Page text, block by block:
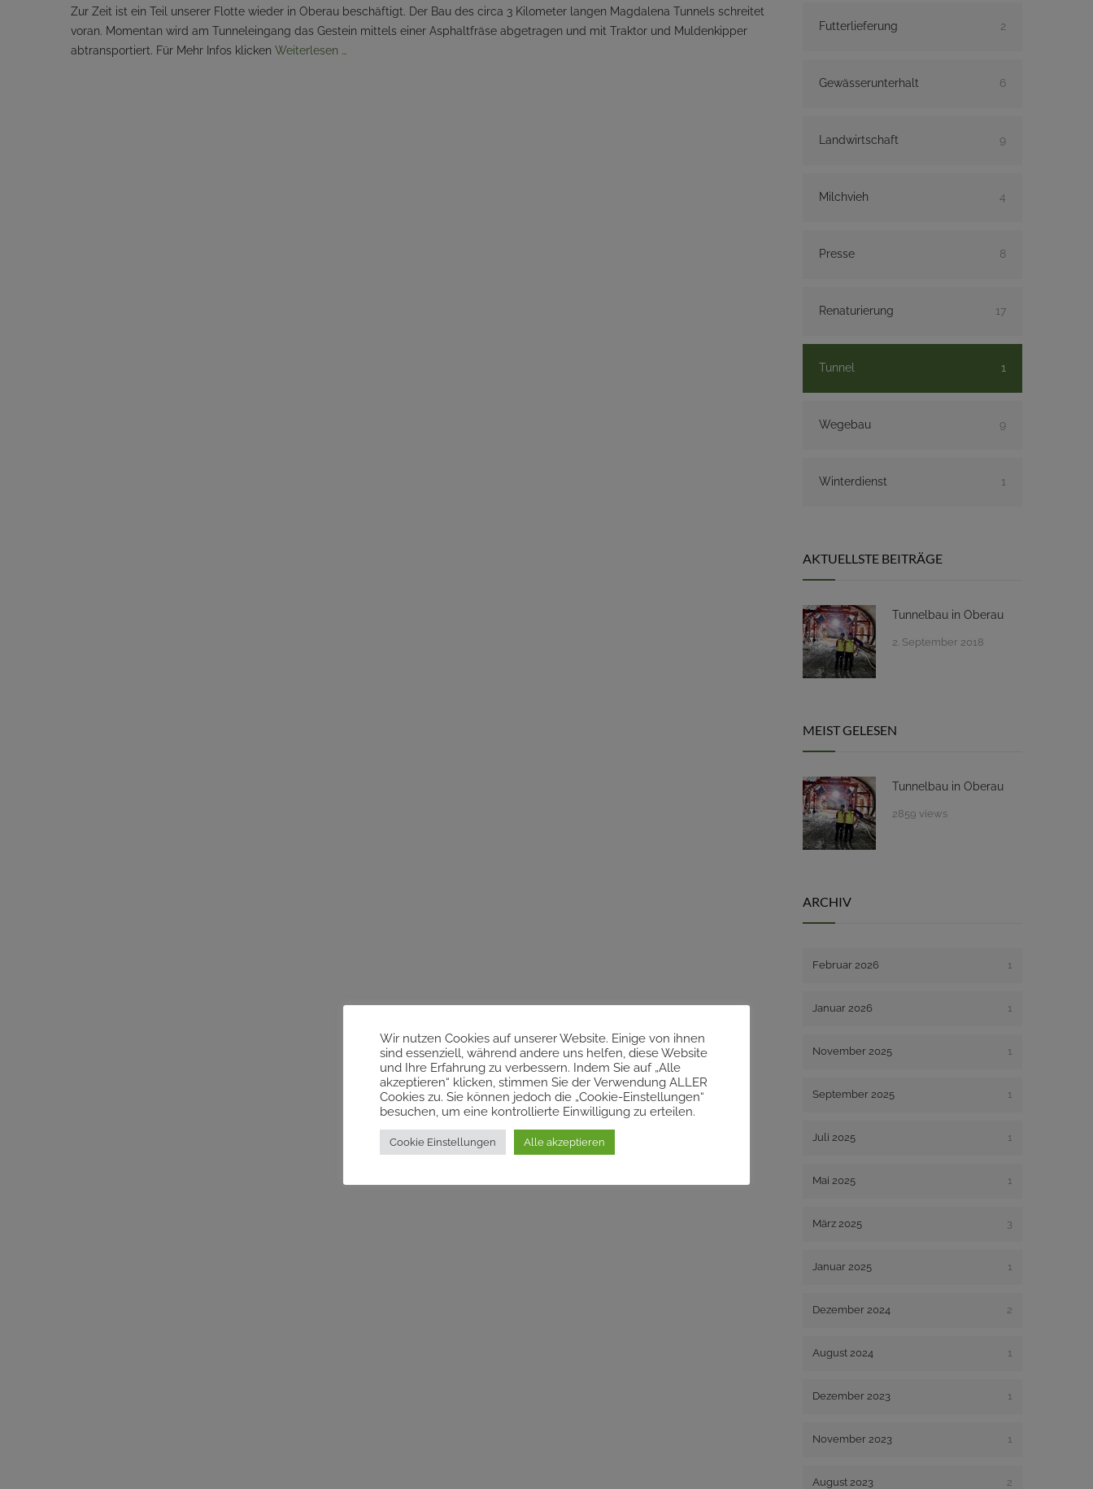
Zur Zeit ist ein Teil unserer Flotte wieder in Oberau beschäftigt. Der Bau des circa 3 Kilometer langen Magdalena Tunnels schreitet
voran. Momentan wird am Tunneleingang das Gestein mittels einer Asphaltfräse abgetragen und mit Traktor und Muldenkipper
abtransportiert. Für Mehr Infos klicken Weiterlesen …
Futterlieferung 2
Gewässerunterhalt 6
Landwirtschaft 9
Milchvieh 4
Presse 8
Renaturierung 17
Tunnel 1
Wegebau 9
Winterdienst 1
AKTUELLSTE BEITRÄGE
Tunnelbau in Oberau
2. September 2018
MEIST GELESEN
Tunnelbau in Oberau
2859 views
ARCHIV
Februar 2026 1
Januar 2026 1
November 2025 1
September 2025 1
Juli 2025 1
Mai 2025 1
März 2025 3
Januar 2025 1
Dezember 2024 2
August 2024 1
Dezember 2023 1
November 2023 1
August 2023 2
Wir nutzen Cookies auf unserer Website. Einige von ihnen
sind essenziell, während andere uns helfen, diese Website
und Ihre Erfahrung zu verbessern. Indem Sie auf „Alle
akzeptieren“ klicken, stimmen Sie der Verwendung ALLER
Cookies zu. Sie können jedoch die „Cookie-Einstellungen“
besuchen, um eine kontrollierte Einwilligung zu erteilen.
Cookie Einstellungen Alle akzeptieren